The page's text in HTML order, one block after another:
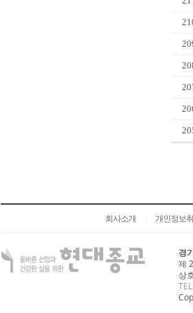
회사소개 개인정보
경
제
상